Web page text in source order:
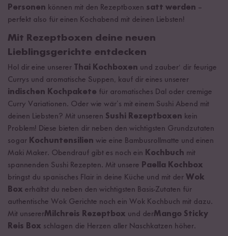
Personen können mit den Rezeptboxen satt werden –
perfekt also für einen Kochabend mit deinen Liebsten!
Mit Rezeptboxen deine neuen
Lieblingsgerichte entdecken
Hol dir eine unserer Thai Kochboxen und zauber‘ dir feurige
Currys und aromatische Suppen, kauf dir eines unserer
indischen Kochpakete für aromatisches Dal oder cremige
Curry Variationen. Oder wie wär’s mit einem Sushi Abend mit
deinen Liebsten? Mit unseren Sushi Rezeptboxen kein
Problem! Diese bieten dir neben den wichtigsten Grundzutaten
sogar Kochuntensilien wie eine Bambusrollmatte und einen
Maki Maker. Obendrauf gibt es noch ein Kochbuch mit
spannenden Sushi Rezepten. Mit unsere Paella Kochbox
bringst du spanisches Flair in deine Küche und mit der Wok
Box erhältst du neben den wichtigsten Basis-Zutaten für
authentische Wok Gerichte noch ein Wok Kochbuch mit dazu.
Mit unsererMilchreis Rezeptbox und derMango Sticky
Reis Box schlagen die Herzen aller Naschkatzen höher.